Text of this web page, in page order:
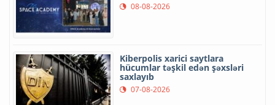
08-08-2026
Kiberpolis xarici saytlara
hücumlar təşkil edən şəxsləri
saxlayıb
07-08-2026